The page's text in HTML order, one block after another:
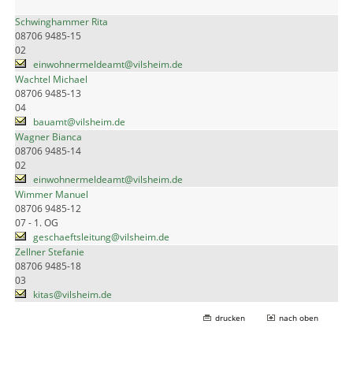
Schwinghammer Rita
08706 9485-15
02
einwohnermeldeamt@vilsheim.de
Wachtel Michael
08706 9485-13
04
bauamt@vilsheim.de
Wagner Bianca
08706 9485-14
02
einwohnermeldeamt@vilsheim.de
Wimmer Manuel
08706 9485-12
07 - 1. OG
geschaeftsleitung@vilsheim.de
Zellner Stefanie
08706 9485-18
03
kitas@vilsheim.de
drucken nach oben